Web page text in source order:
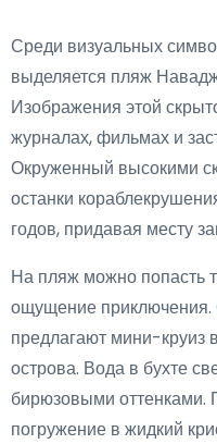
Среди визуальных
выделяется пляж
Изображения этой
журналах, фильмах и
Окруженный высокими
останки
годов, придавая месту
На пляж можно попасть
ощущение
предлагают мини-круиз
острова. Вода в бухте
бирюзовыми оттенками.
погружение в жидкий